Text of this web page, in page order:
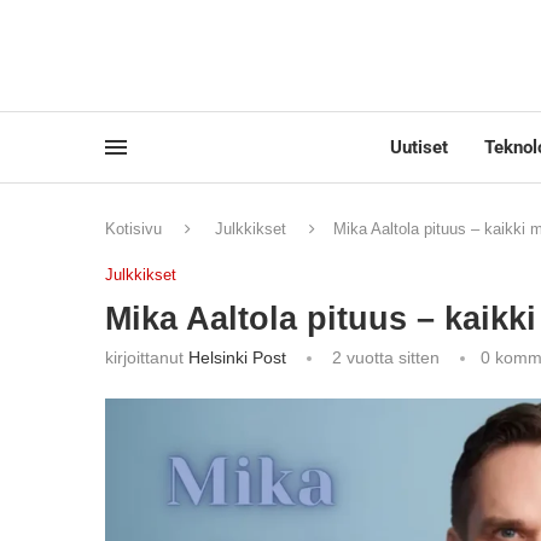
Uutiset
Kotisivu Julkkikset Mika Aaltola pituus – kaikki
Julkkikset
Mika Aaltola pituus –
kirjoittanut Helsinki Post 2 vuotta sitten 0